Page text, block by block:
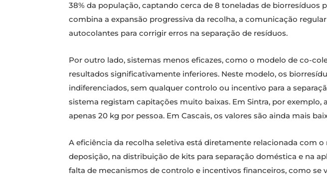
38% da população, captando cerca de 8 toneladas de biorresíduos
combina a expansão progressiva da recolha, a comunicação
autocolantes para corrigir erros na separação de resíduos.
Por outro lado, sistemas menos eficazes, como o modelo de co-
resultados significativamente inferiores. Neste modelo, os
indiferenciados, sem qualquer controlo ou incentivo para a
sistema registam capitações muito baixas. Em Sintra, por
apenas 20 kg por pessoa. Em Cascais, os valores são ainda mais
A eficiência da recolha seletiva está diretamente relacionada com
deposição, na distribuição de kits para separação doméstica e na
falta de mecanismos de controlo e incentivos financeiros, como